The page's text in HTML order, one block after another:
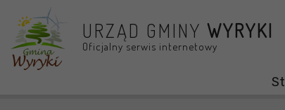
URZĄD GMINY WYRYKI
Oficjalny serwis internetowy